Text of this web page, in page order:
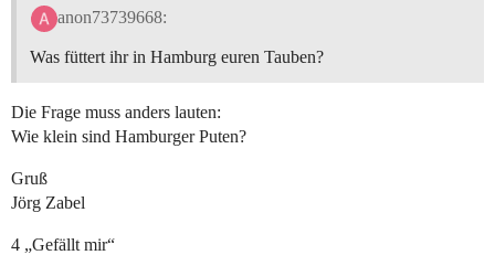
anon73739668:
Was füttert ihr in Hamburg euren Tauben?
Die Frage muss anders lauten:
Wie klein sind Hamburger Puten?
Gruß
Jörg Zabel
4 „Gefällt mir“